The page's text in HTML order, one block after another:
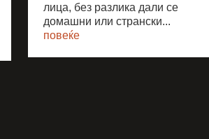
лица, без разлика дали се
домашни или странски...
повеќе